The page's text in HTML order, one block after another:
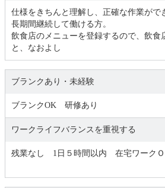
仕様をきちんと理解し、正確な作業がで
長期間継続して働ける方。
飲食店のメニューを登録するので、飲食
と、なおよし
ブランクあり・未経験
ブランクOK 研修あり
ワークライフバランスを重視する
残業なし 1日５時間以内 在宅ワークＯ